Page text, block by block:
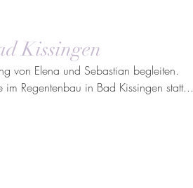
Kissingen
von Elena und Sebastian begleiten.
Regentenbau in Bad Kissingen statt...